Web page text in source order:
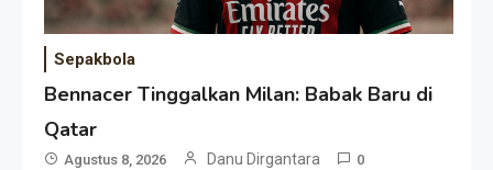
Sepakbola
Bennacer Tinggalkan Milan: Babak Baru di
Qatar
Agustus 8, 2026 Danu Dirgantara 0